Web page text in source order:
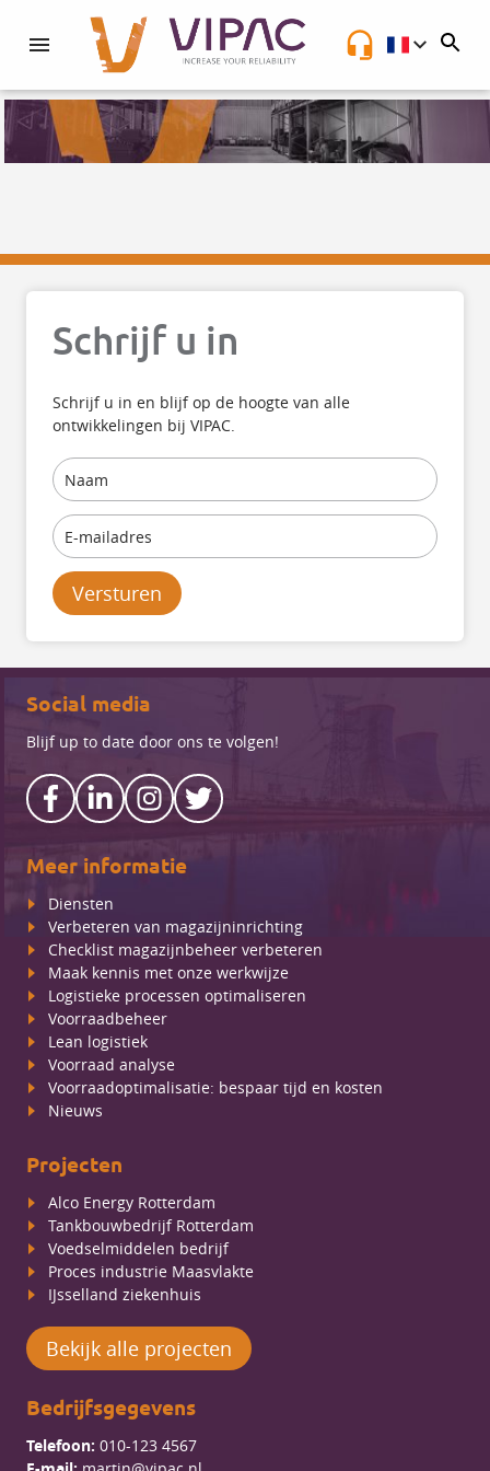
NL
Schrijf u in
Schrijf u in en blijf op de hoogte van alle
ontwikkelingen bij VIPAC.
Versturen
Social media
Blijf up to date door ons te volgen!
Meer informatie
Diensten
Verbeteren van magazijninrichting
Checklist magazijnbeheer verbeteren
Maak kennis met onze werkwijze
Logistieke processen optimaliseren
Voorraadbeheer
Lean logistiek
Voorraad analyse
Voorraadoptimalisatie: bespaar tijd en kosten
Nieuws
Projecten
Alco Energy Rotterdam
Tankbouwbedrijf Rotterdam
Voedselmiddelen bedrijf
Proces industrie Maasvlakte
IJsselland ziekenhuis
Bekijk alle projecten
Bedrijfsgegevens
Telefoon: 010-123 4567